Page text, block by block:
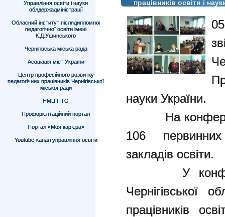
Управління освіти і науки
облдержадміністрації
Обласний інститут післядипломної
педагогічної освіти імені
К.Д.Ушинського
Чернігівська міська рада
Асоціація міст України
Центр професійного розвитку
педагогічних працівників Чернігівської
міської ради
НМЦ ПТО
Профорієнтаційний портал
Портал «Моя кар’єра»
Youtube-канал управління освіти
працівників освіти і
науки України.
На
106 первинних
закладів освіти.
У
Чернігівської
працівників